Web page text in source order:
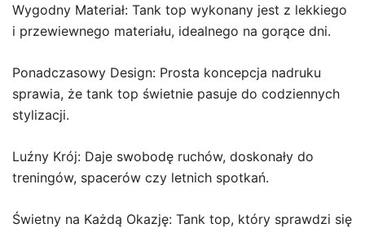
Wygodny Materiał: Tank top wykonany jest z lekkiego
i przewiewnego materiału, idealnego na gorące dni.
Ponadczasowy Design: Prosta koncepcja nadruku
sprawia, że tank top świetnie pasuje do codziennych
stylizacji.
Luźny Krój: Daje swobodę ruchów, doskonały do
treningów, spacerów czy letnich spotkań.
Świetny na Każdą Okazję: Tank top, który sprawdzi się